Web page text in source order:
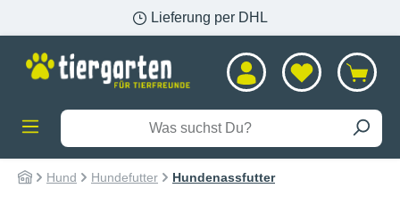
Lieferung per DHL
Hund Hundefutter Hundenassfutter